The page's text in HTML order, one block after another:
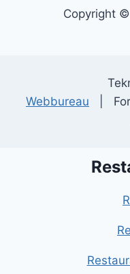
Copyright
Webbureau |